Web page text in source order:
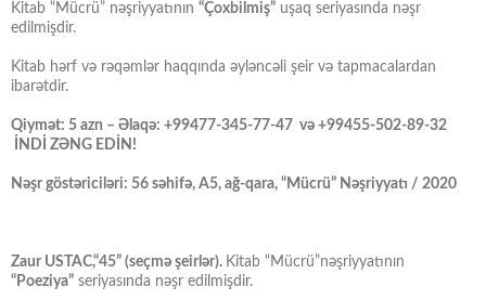
Kitab “Mücrü” nəşriyyatının “Çoxbilmiş” uşaq seriyasında nəşr
edilmişdir.
Kitab hərf və rəqəmlər haqqında əyləncəli şeir və tapmacalardan
ibarətdir.
Qiymət: 5 azn – Əlaqə: +99477-345-77-47 və +99455-502-89-32
İNDİ ZƏNG EDİN!
Nəşr göstəriciləri: 56 səhifə, A5, ağ-qara, “Mücrü” Nəşriyyatı / 2020
Zaur USTAC,“45” (seçmə şeirlər). Kitab “Mücrü”nəşriyyatının
“Poeziya” seriyasında nəşr edilmişdir.